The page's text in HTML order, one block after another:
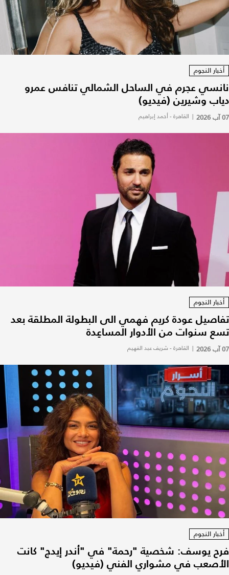
أخبار النجوم
نانسي عجرم في الساحل الشمالي تنافس عمرو
دياب وشيرين (فيديو)
07 آب 2026 | القاهرة - أحمد إبراهيم
أخبار النجوم
تفاصيل عودة كريم فهمي الى البطولة المطلقة بعد
تسع سنوات من الأدوار المساعِدة
07 آب 2026 | القاهرة - شريف عبد الفهيم
أخبار النجوم
فرح يوسف: شخصية "رحمة" في "أندر إيدج" كانت
الأصعب في مشواري الفني (فيديو)